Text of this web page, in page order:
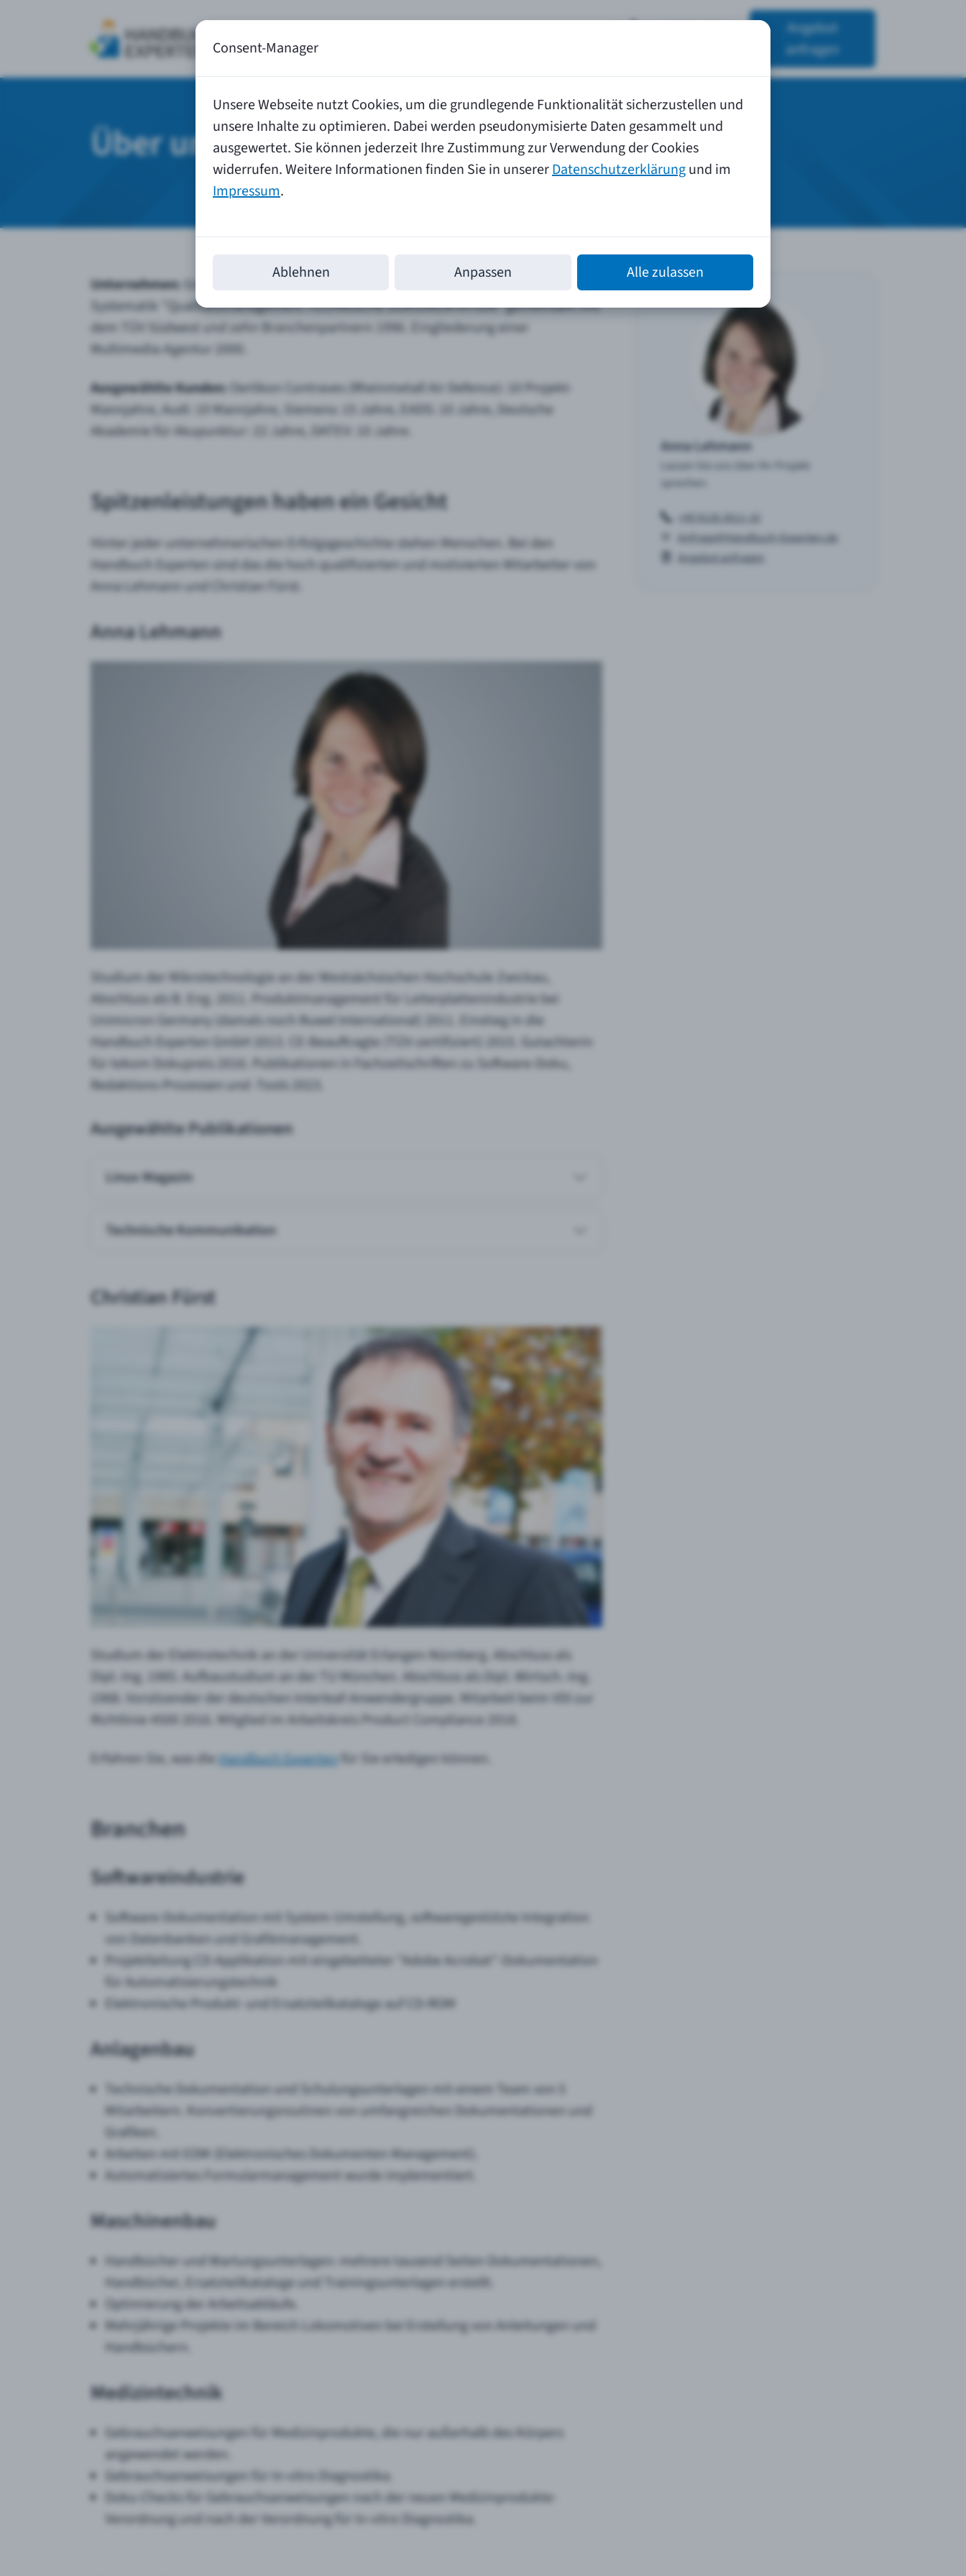
Leistungen
Suche
Angebot
anfragen
Über uns
Unternehmen: Gründung der Handbuch Experten GmbH 1987. Entwicklung einer
Systematik "Qualitätsmanagement TECHNISCHE DOKUMENTATION" gemeinsam mit
dem TÜV Südwest und zehn Branchenpartnern 1996. Eingliederung einer
Multimedia-Agentur 2000.
Ausgewählte Kunden: Oerlikon Contraves (Rheinmetall Air Defence): 10 Projekt-
Mannjahre, Audi: 10 Mannjahre, Siemens: 15 Jahre, EADS: 10 Jahre, Deutsche
Akademie für Akupunktur: 22 Jahre, DATEV: 10 Jahre.
Spitzenleistungen haben ein Gesicht
Hinter jeder unternehmerischen Erfolgsgeschichte stehen Menschen. Bei den
Handbuch Experten sind das die hoch qualifizierten und motivierten Mitarbeiter von
Anna Lehmann und Christian Fürst.
Anna Lehmann
Studium der Mikrotechnologie an der Westsächsischen Hochschule Zwickau,
Abschluss als B. Eng. 2011. Produktmanagement für Leiterplattenindustrie bei
Unimicron Germany (damals noch Ruwel International) 2011. Einstieg in die
Handbuch Experten GmbH 2013. CE-Beauftragte (TÜV-zertifiziert) 2015. Gutachterin
für tekom Dokupreis 2016. Publikationen in Fachzeitschriften zu Software-Doku,
Redaktions-Prozessen und -Tools 2023.
Ausgewählte Publikationen
Linux Magazin
Technische Kommunikation
Christian Fürst
Studium der Elektrotechnik an der Universität Erlangen-Nürnberg. Abschluss als
Dipl.-Ing. 1985. Aufbaustudium an der TU München. Abschluss als Dipl.-Wirtsch.-Ing.
1988. Vorsitzender der deutschen Interleaf-Anwendergruppe. Mitarbeit beim VDI zur
Richtlinie 4500 2016. Mitglied im Arbeitskreis Product Compliance 2018.
Erfahren Sie, was die Handbuch Experten für Sie erledigen können.
Branchen
Softwareindustrie
Software-Dokumentation mit System-Umstellung, softwaregestützte Integration
von Datenbanken und Grafikmanagement.
Projektleitung CD-Applikation mit eingebetteter "Adobe Acrobat"-Dokumentation
für Automatisierungstechnik
Elektronische Produkt- und Ersatzteilkataloge auf CD-ROM
Anlagenbau
Technische Dokumentation und Schulungsunterlagen mit einem Team von 5
Mitarbeitern. Konvertierungsroutinen von umfangreichen Dokumentationen und
Grafiken.
Arbeiten mit EDM (Elektronisches Dokumenten Management).
Automatisiertes Formularmanagement wurde implementiert.
Maschinenbau
Handbücher und Wartungsunterlagen: mehrere tausend Seiten Dokumentationen,
Handbücher, Ersatzteilkataloge und Trainingsunterlagen erstellt.
Optimierung der Arbeitsabläufe.
Mehrjährige Projekte im Bereich Lokomotiven bei Erstellung von Anleitungen und
Handbüchern.
Medizintechnik
Gebrauchsanweisungen für Medizinprodukte, die nur außerhalb des Körpers
angewendet werden.
Gebrauchsanweisungen für In-vitro Diagnostika.
Doku-Checks für Gebrauchsanweisungen nach der neuen Medizinprodukte-
Verordnung und nach der Verordnung für In-vitro Diagnostika.
Anna Lehmann
Lassen Sie uns über Ihr Projekt
sprechen.
+49 9126 2611-10
Anfrage@Handbuch-Experten.de
Angebot anfragen
Consent-Manager
Unsere Webseite nutzt Cookies, um die grundlegende Funktionalität sicherzustellen und
unsere Inhalte zu optimieren. Dabei werden pseudonymisierte Daten gesammelt und
ausgewertet. Sie können jederzeit Ihre Zustimmung zur Verwendung der Cookies
widerrufen. Weitere Informationen finden Sie in unsererDatenschutzerklärungund im
Impressum.
Ablehnen Anpassen Alle zulassen